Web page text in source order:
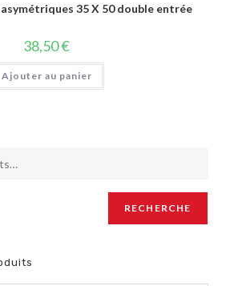
35 X 50 double entrée
38,50€
Ajouter au panier
RECHERCHE